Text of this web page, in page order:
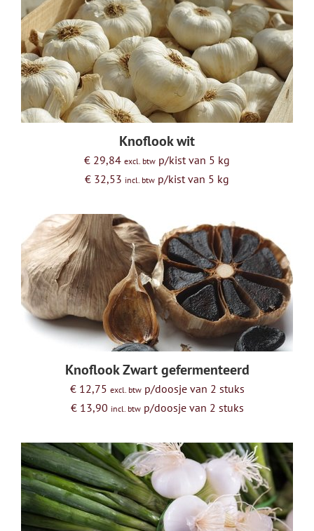
WIJN - WITTE WIJNEN
WIJN - ROSÉ WIJN
WIJN - MOUSSEREND
Knoflook wit
€ 29,84 excl. btw p/kist van 5 kg
€ 32,53 incl. btw p/kist van 5 kg
Knoflook Zwart gefermenteerd
€ 12,75 excl. btwp/doosje van 2 stuks
€ 13,90 incl. btwp/doosje van 2 stuks